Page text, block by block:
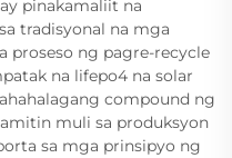
pinakamaliit na
tradisyonal na mga
proseso ng pagre-recycle
na lifepo4 na solar
compound ng
muli sa produksyon
sa mga prinsipyo ng